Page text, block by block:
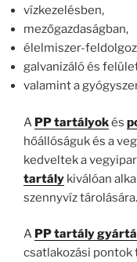
vízkezelésben,
mezőgazdaságban,
élelmiszer-
galvanizáló és
valamint a
A PP tartályokés
hőállóságuk és a
kedveltek a
tartály kiválóan
szennyvíz tárolására.
A PP tartály
csatlakozási pontok